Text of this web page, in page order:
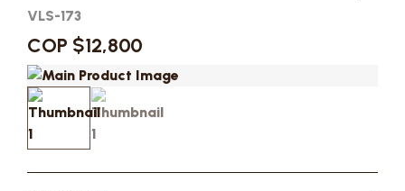
VLS-173
COP $12,800